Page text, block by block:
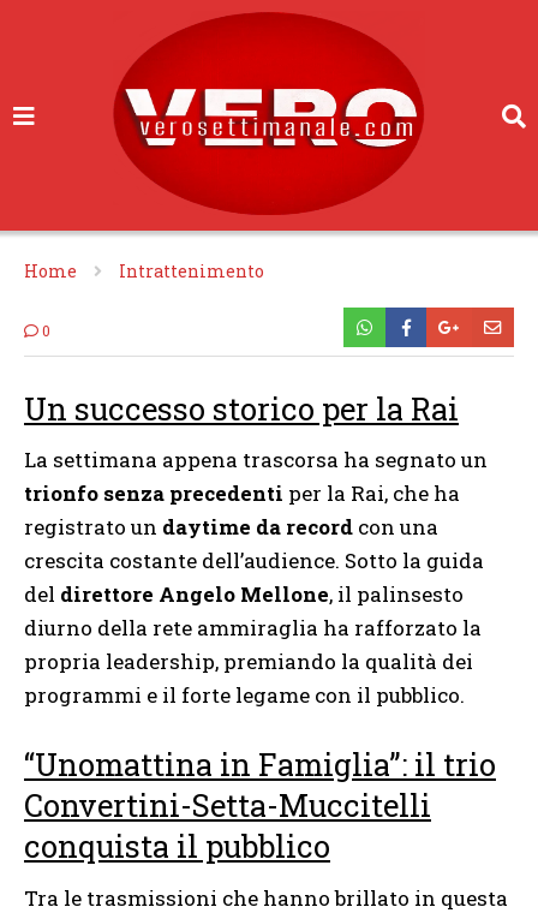
Home Intrattenimento
0
Un successo storico per la Rai
La settimana appena trascorsa ha segnato un
trionfo senza precedenti per la Rai, che ha
registrato un daytime da record con una
crescita costante dell’audience. Sotto la guida
del direttore Angelo Mellone, il palinsesto
diurno della rete ammiraglia ha rafforzato la
propria leadership, premiando la qualità dei
programmi e il forte legame con il pubblico.
“Unomattina in Famiglia”: il trio
Convertini-Setta-Muccitelli
conquista il pubblico
Tra le trasmissioni che hanno brillato in questa